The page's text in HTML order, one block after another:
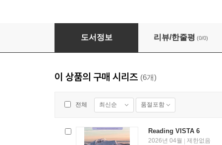
Reading VISTA 2
도서정보 리뷰/한줄평 (0/0)
이 상품의 구매 시리즈 (6개)
전체 최신순 품절포함
Reading VISTA 6
2026년 04월
제한없음